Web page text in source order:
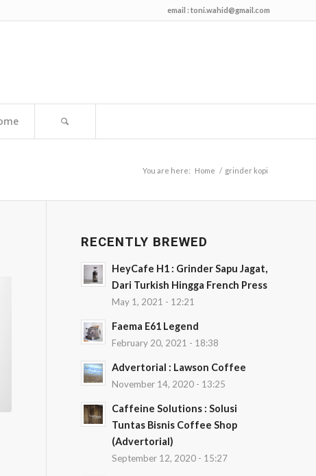
email : toni.wahid@gmail.com
You are here: Home / grinder kopi
RECENTLY BREWED
HeyCafe H1 : Grinder Sapu Jagat,
Dari Turkish Hingga French Press
May 1, 2021 - 12:21
Faema E61 Legend
February 20, 2021 - 18:38
Advertorial : Lawson Coffee
November 14, 2020 - 13:25
Caffeine Solutions : Solusi
Tuntas Bisnis Coffee Shop
(Advertorial)
September 12, 2020 - 15:27